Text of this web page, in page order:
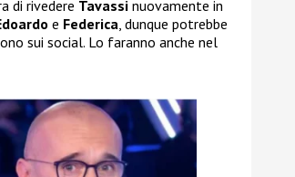
di rivedere Tavassi nuovamente in
e Federica, dunque potrebbe
sui social. Lo faranno anche nel